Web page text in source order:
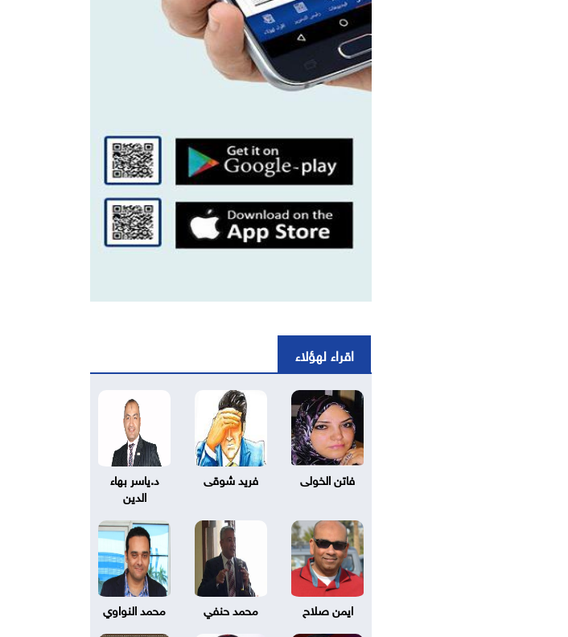
اقراء لهؤلاء
فاتن الخولى فريد شوقى
د.ياسر بهاء
الدين
ايمن صلاح محمد حنفي محمد النواوي